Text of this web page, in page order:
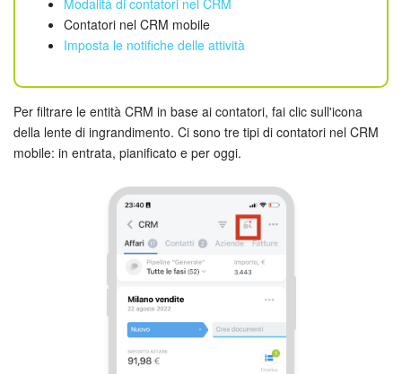
Calendario
Webmail
Incarichi e progetti
Progetti IA
Prenotazione online
Contatori nel CRM mobile
Imposta le notifiche delle attività
Per filtrare le entità CRM in base ai contatori, fai clic sull'icona
della lente di ingrandimento. Ci sono tre tipi di contatori nel CRM
mobile: in entrata, pianificato e per oggi.